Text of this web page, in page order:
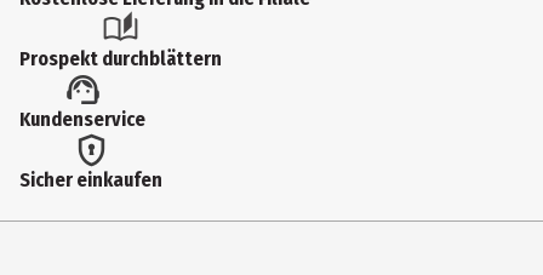
Artikelnummer des Herstellers
J05451
Hersteller
Prospekt durchblättern
Kundenservice
Sicher einkaufen